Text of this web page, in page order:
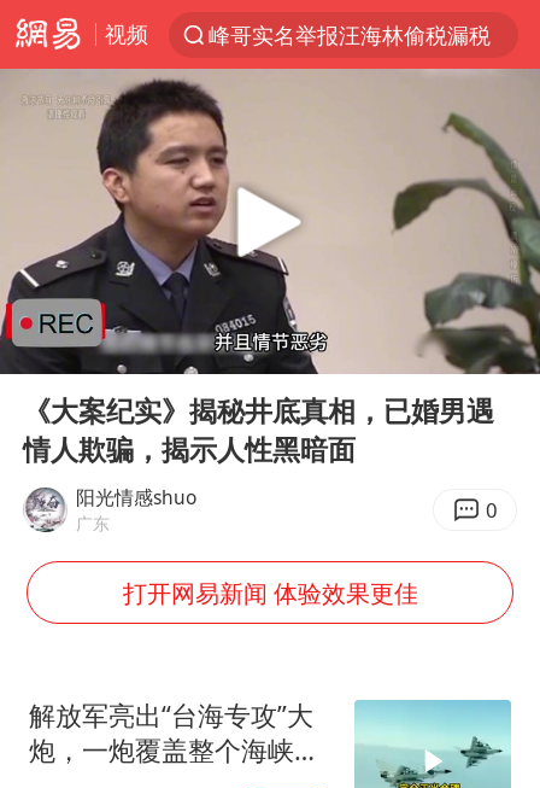
视频
峰哥实名举报汪海林偷税漏税
酒店回应车内过夜被收150元
名创优品一次性内裤 颜面尽失
“六爷”挂一颗出场
金饰克价一夜涨回1300元
白海豚将正面袭击贯穿浙江
视频丨中国东方电气集团原党组副书记、董事宋致远被查
牛津大学一纸声明甩不了锅
包文婧：二胎很难一碗水端平
浙江台州《告全体市民书》
黄金创今年来最大单周涨幅
郑丽文：台湾从来没有“独立”过
Play
00:00 12:09
《大案纪实》揭秘井底真相，已婚男遇
情人欺骗，揭示人性黑暗面
阳光情感shuo
广东 0
打开网易新闻 体验效果更佳
解放军亮出“台海专攻”大
炮，一炮覆盖整个海峡，